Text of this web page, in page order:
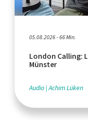
05.08.2026 - 66 Min.
London Calling:
Münster
Audio Achim Lüken